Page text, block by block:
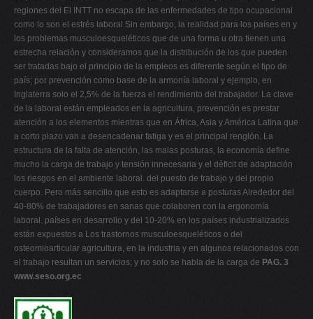
regiones del El INTT no escapa de las enfermedades de tipo ocupacional
como lo son el estrés laboral Sin embargo, la realidad para los países en y
los problemas musculoesqueléticos que de una forma u otra tienen una
estrecha relación y consideramos que la distribución de los que pueden
ser tratadas bajo el principio de la empleos es diferente según el tipo de
país; por prevención como base de la armonía laboral y ejemplo, en
Inglaterra solo el 2,5% de la fuerza el rendimiento del trabajador. La clave
de la laboral están empleados en la agricultura, prevención es prestar
atención a los elementos mientras que en África, Asia y América Latina que
a corto plazo van a desencadenar fatiga y es el principal renglón. La
estructura de la falta de atención, las malas posturas, la economía define
mucho la carga de trabajo y tensión innecesaria y el déficit de adaptación
los riesgos en el ambiente laboral. del puesto de trabajo y del propio
cuerpo. Pero más sencillo que esto es adaptarse a posturas Alrededor del
40-80% de trabajadores en sanas que colaboren con la ergonomía
laboral. países en desarrollo y del 10-20% en los países industrializados
están expuestos a Los trastornos musculoesqueléticos o del
osteomioarticular agricultura, en la industria y en algunos relacionados con
el trabajo resultan un servicios; y no solo se habla de la carga de PAG. 3
www.seso.org.ec